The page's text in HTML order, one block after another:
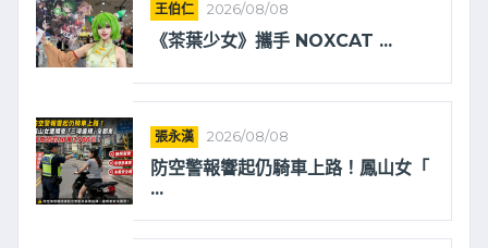
王伯仁 2026/08/08
《茶葉少女》攜手 NOXCAT ...
張永漢 2026/08/08
防空警報響起仍騎車上路！鳳山女「
...